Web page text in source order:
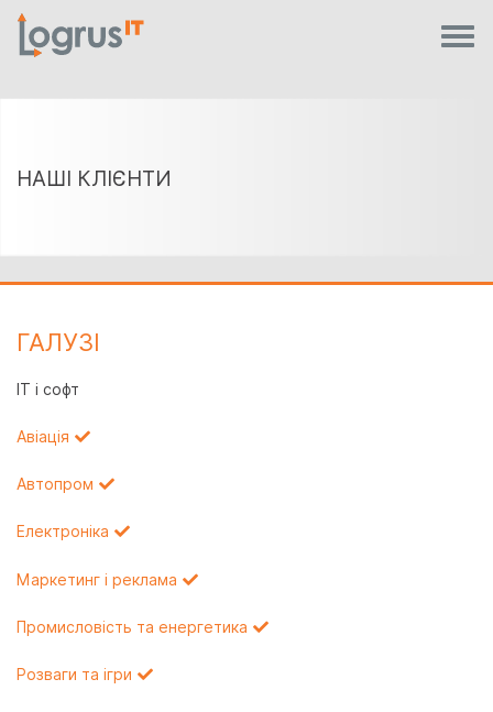
НАШІ КЛІЄНТИ
ГАЛУЗI
IT і софт
Авіація
Автопром
Електроніка
Маркетинг і реклама
Промисловість та енергетика
Розваги та ігри